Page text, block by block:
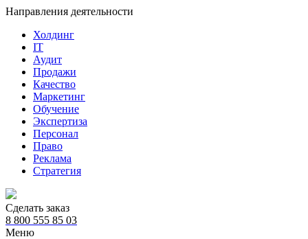
Направления деятельности
Холдинг
IT
Аудит
Продажи
Качество
Маркетинг
Обучение
Экспертиза
Персонал
Право
Реклама
Стратегия
Сделать заказ
8 800 555 85 03
Меню